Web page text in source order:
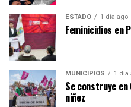
ESTADO 1 día ago
Feminicidios en
MUNICIPIOS 1 día
Se construye
niñez